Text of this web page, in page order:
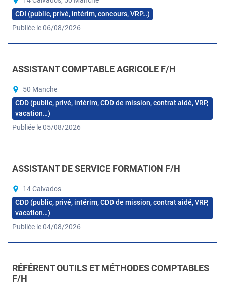
CDI (public, privé, intérim, concours, VRP…)
Publiée le 06/08/2026
ASSISTANT COMPTABLE AGRICOLE F/H
50 Manche
CDD (public, privé, intérim, CDD de mission, contrat aidé, VRP,
vacation…)
Publiée le 05/08/2026
ASSISTANT DE SERVICE FORMATION F/H
14 Calvados
CDD (public, privé, intérim, CDD de mission, contrat aidé, VRP,
vacation…)
Publiée le 04/08/2026
RÉFÉRENT OUTILS ET MÉTHODES COMPTABLES
F/H